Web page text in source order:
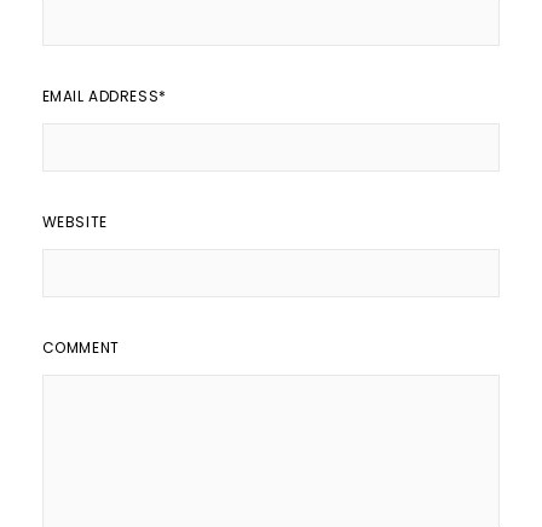
EMAIL ADDRESS*
WEBSITE
COMMENT